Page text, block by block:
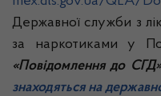
Державної служби з
за наркотиками у
«Повідомлення до
знаходяться на